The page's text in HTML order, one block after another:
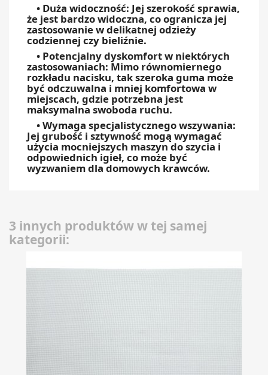
• Duża widoczność: Jej szerokość sprawia,
że jest bardzo widoczna, co ogranicza jej
zastosowanie w delikatnej odzieży
codziennej czy bieliźnie.
• Potencjalny dyskomfort w niektórych
zastosowaniach: Mimo równomiernego
rozkładu nacisku, tak szeroka guma może
być odczuwalna i mniej komfortowa w
miejscach, gdzie potrzebna jest
maksymalna swoboda ruchu.
• Wymaga specjalistycznego wszywania:
Jej grubość i sztywność mogą wymagać
użycia mocniejszych maszyn do szycia i
odpowiednich igieł, co może być
wyzwaniem dla domowych krawców.
3 innych produktów w tej samej
kategorii: